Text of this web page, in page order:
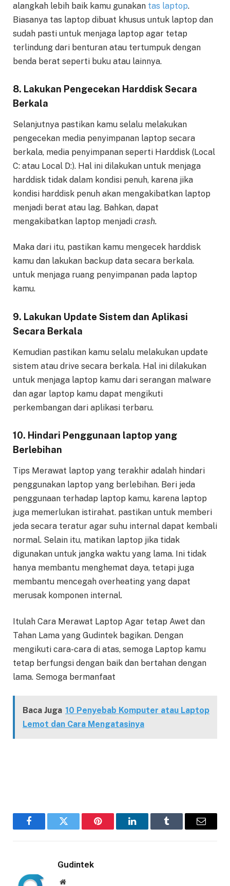
alangkah lebih baik kamu gunakan tas laptop.
Biasanya tas laptop dibuat khusus untuk laptop dan
sudah pasti untuk menjaga laptop agar tetap
terlindung dari benturan atau tertumpuk dengan
benda berat seperti buku atau lainnya.
8. Lakukan Pengecekan Harddisk Secara
Berkala
Selanjutnya pastikan kamu selalu melakukan
pengecekan media penyimpanan laptop secara
berkala, media penyimpanan seperti Harddisk (Local
C: atau Local D:). Hal ini dilakukan untuk menjaga
harddisk tidak dalam kondisi penuh, karena jika
kondisi harddisk penuh akan mengakibatkan laptop
menjadi berat atau lag. Bahkan, dapat
mengakibatkan laptop menjadi crash.
Maka dari itu, pastikan kamu mengecek harddisk
kamu dan lakukan backup data secara berkala.
untuk menjaga ruang penyimpanan pada laptop
kamu.
9. Lakukan Update Sistem dan Aplikasi
Secara Berkala
Kemudian pastikan kamu selalu melakukan update
sistem atau drive secara berkala. Hal ini dilakukan
untuk menjaga laptop kamu dari serangan malware
dan agar laptop kamu dapat mengikuti
perkembangan dari aplikasi terbaru.
10. Hindari Penggunaan laptop yang
Berlebihan
Tips Merawat laptop yang terakhir adalah hindari
penggunakan laptop yang berlebihan. Beri jeda
penggunaan terhadap laptop kamu, karena laptop
juga memerlukan istirahat. pastikan untuk memberi
jeda secara teratur agar suhu internal dapat kembali
normal. Selain itu, matikan laptop jika tidak
digunakan untuk jangka waktu yang lama. Ini tidak
hanya membantu menghemat daya, tetapi juga
membantu mencegah overheating yang dapat
merusak komponen internal.
Itulah Cara Merawat Laptop Agar tetap Awet dan
Tahan Lama yang Gudintek bagikan. Dengan
mengikuti cara-cara di atas, semoga Laptop kamu
tetap berfungsi dengan baik dan bertahan dengan
lama. Semoga bermanfaat
Baca Juga 10 Penyebab Komputer atau Laptop
Lemot dan Cara Mengatasinya
FacebookTwitter Pinterest LinkedInTumblr Email
Gudintek
Website